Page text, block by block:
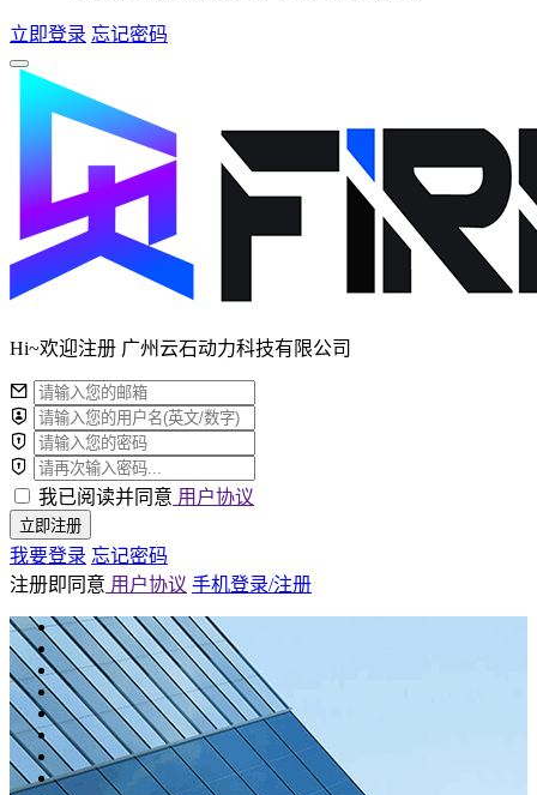
立即登录 忘记密码
Hi~欢迎注册 广州云石动力科技有限公司
我已阅读并同意 用户协议
立即注册
我要登录 忘记密码
注册即同意 用户协议 手机登录/注册